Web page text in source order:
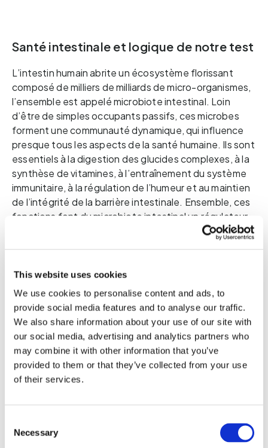
This website uses cookies
We use cookies to personalise content and ads, to
provide social media features and to analyse our traffic.
We also share information about your use of our site with
our social media, advertising and analytics partners who
may combine it with other information that you’ve
provided to them or that they’ve collected from your use
of their services.
Selection
Necessary
Santé intestinale et logique de notre test
L’intestin humain abrite un écosystème florissant
composé de milliers de milliards de micro-organismes,
l’ensemble est appelé microbiote intestinal. Loin
d’être de simples occupants passifs, ces microbes
forment une communauté dynamique, qui influence
presque tous les aspects de la santé humaine. Ils sont
essentiels à la digestion des glucides complexes, à la
synthèse de vitamines, à l’entraînement du système
immunitaire, à la régulation de l’humeur et au maintien
de l’intégrité de la barrière intestinale. Ensemble, ces
fonctions font du microbiote intestinal un régulateur
essentiel de la physiologie humaine, en particulier de
perturbations de sa composition et de son
fonctionnement, souvent décrites comme un
déséquilibre, ont été associées à des variations de
marqueurs liés aux fonctions métaboliques et
immunitaires.
Dans un état équilibré, le microbiote maintient une
harmonie délicate entre les micro-organismes
préserve la résilience métabolique.
Lorsque cet